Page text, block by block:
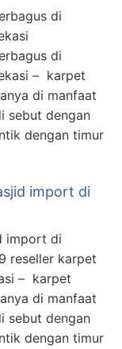
di
di
– karpet
di manfaat
sebut dengan
dengan timur
import di
import di
reseller karpet
– karpet
di manfaat
sebut dengan
dengan timur